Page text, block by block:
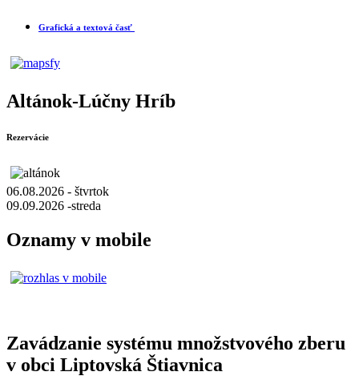
Grafická a textová časť
Altánok-Lúčny Hríb
Rezervácie
06.08.2026 - štvrtok
09.09.2026 -streda
Oznamy v mobile
Zavádzanie systému množstvového zberu
v obci Liptovská Štiavnica